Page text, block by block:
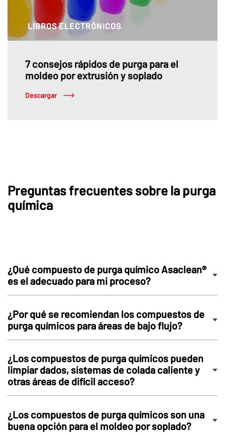
LIBROS ELECTRÓNICOS
7 consejos rápidos de purga para el
moldeo por extrusión y soplado
Descargar
Preguntas frecuentes sobre la purga
química
¿Qué compuesto de purga químico Asaclean®
es el adecuado para mi proceso?
¿Por qué se recomiendan los compuestos de
purga químicos para áreas de bajo flujo?
¿Los compuestos de purga químicos pueden
limpiar dados, sistemas de colada caliente y
otras áreas de difícil acceso?
¿Los compuestos de purga químicos son una
buena opción para el moldeo por soplado?